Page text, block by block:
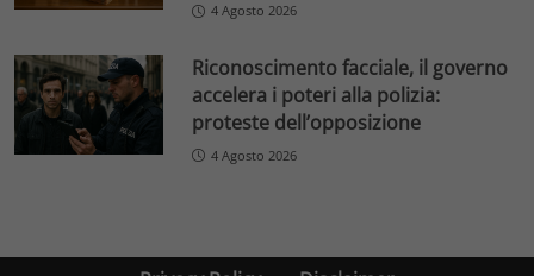
4 Agosto 2026
Riconoscimento facciale, il governo
accelera i poteri alla polizia:
proteste dell’opposizione
4 Agosto 2026